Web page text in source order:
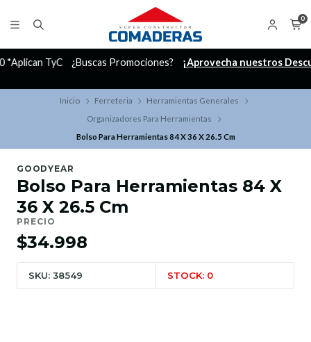
0
¿Buscas Promociones? ¡Aprovecha nuestros Descuentazos!
Inicio Ferreteria
Herramientas Generales
Organizadores Para Herramientas
Bolso Para Herramientas 84 X 36 X 26.5 Cm
GOODYEAR
Bolso Para Herramientas 84 X
36 X 26.5 Cm
PRECIO
$34.998
SKU: 38549 STOCK: 0